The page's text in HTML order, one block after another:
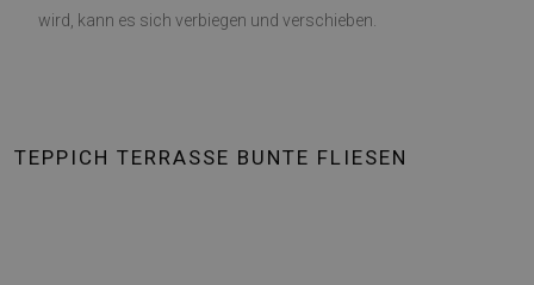
wird, kann es sich verbiegen und verschieben.
TEPPICH TERRASSE BUNTE FLIESEN